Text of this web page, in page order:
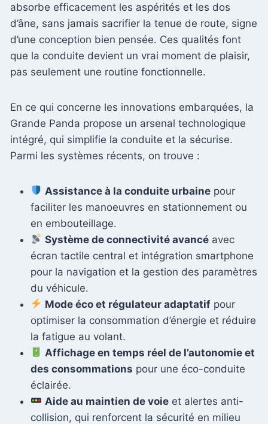
absorbe efficacement les aspérités et les dos
d’âne, sans jamais sacrifier la tenue de route, signe
d’une conception bien pensée. Ces qualités font
que la conduite devient un vrai moment de plaisir,
pas seulement une routine fonctionnelle.
En ce qui concerne les innovations embarquées, la
Grande Panda propose un arsenal technologique
intégré, qui simplifie la conduite et la sécurise.
Parmi les systèmes récents, on trouve :
Assistance à la conduite urbaine pour
faciliter les manoeuvres en stationnement ou
en embouteillage.
Système de connectivité avancé avec
écran tactile central et intégration smartphone
pour la navigation et la gestion des paramètres
du véhicule.
Mode éco et régulateur adaptatif pour
optimiser la consommation d’énergie et réduire
la fatigue au volant.
Affichage en temps réel de l’autonomie et
des consommations pour une éco-conduite
éclairée.
Aide au maintien de voie et alertes anti-
collision, qui renforcent la sécurité en milieu